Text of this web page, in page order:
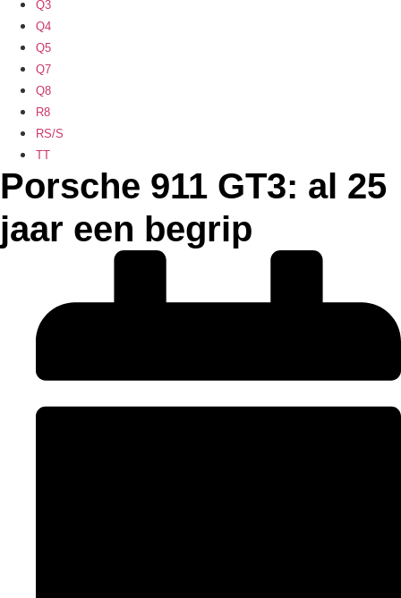
Q3
Q4
Q5
Q7
Q8
R8
RS/S
TT
Porsche 911 GT3: al 25
jaar een begrip